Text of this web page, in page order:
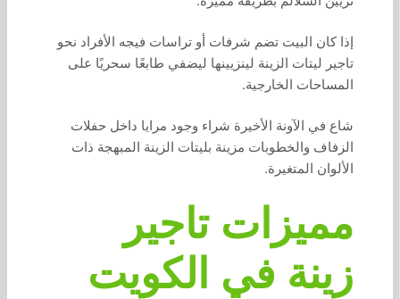
إذا كان البيت تضم شرفات أو تراسات فيجه الأفراد نحو
تاجير ليتات الزينة لينزيينها ليضفي طابعًا سحريًا على
المساحات الخارجية.
شاع في الآونة الأخيرة شراء وجود مرايا داخل حفلات
الزفاف والخطوبات مزينة بليتات الزينة المبهجة ذات
الألوان المتغيرة.
مميزات تاجير
زينة في الكويت